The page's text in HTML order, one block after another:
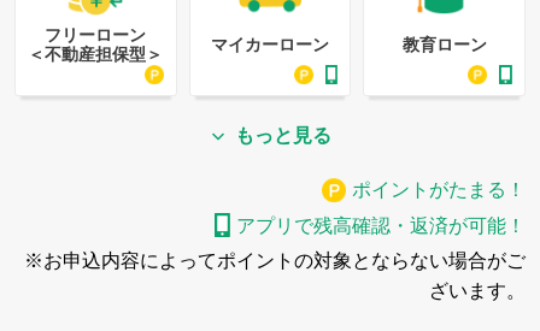
フリーローン
＜不動産担保型＞
マイカーローン 教育ローン
もっと見る
ポイントがたまる！
アプリで残高確認・返済が可能！
※お申込内容によってポイントの対象とならない場合がご
ざいます。